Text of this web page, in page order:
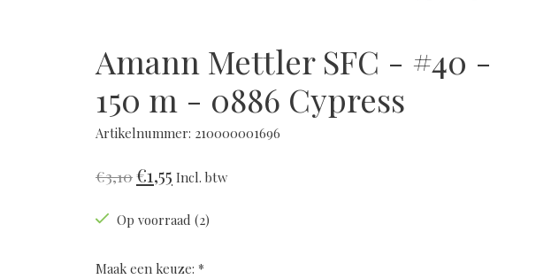
Amann Mettler SFC - #40 -
150 m - 0886 Cypress
Artikelnummer: 210000001696
€3,10€1,55 Incl. btw
Op voorraad (2)
Maak een keuze: *